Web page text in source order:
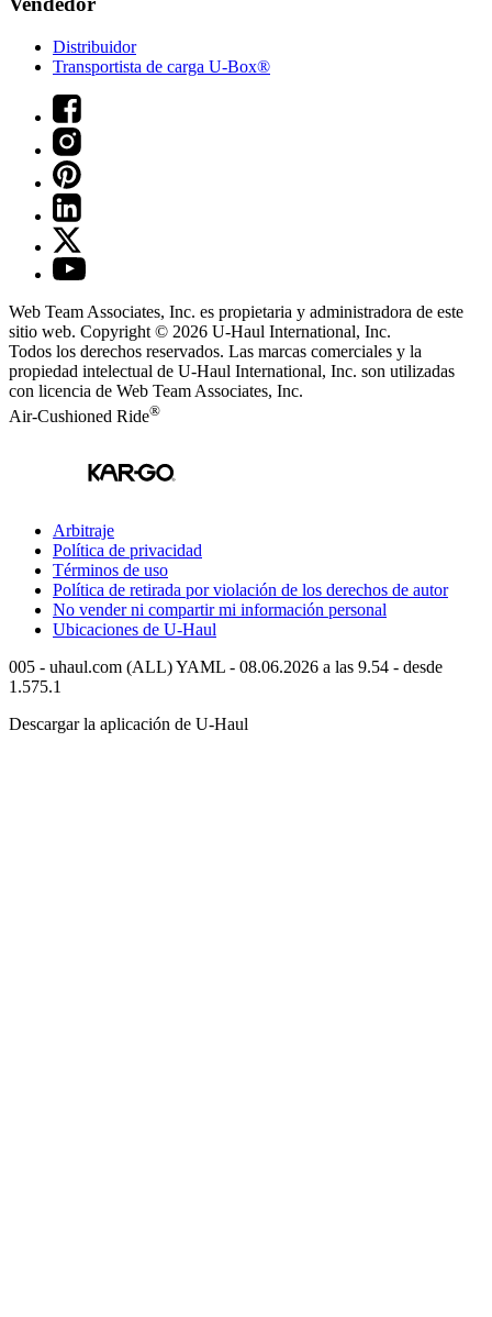
Distribuidor
Transportista de carga U-Box®
Web Team Associates, Inc. es propietaria y administradora de este
sitio web. Copyright © 2026 U-Haul International, Inc.
Todos los derechos reservados. Las marcas comerciales y la
propiedad intelectual de U-Haul International, Inc. son utilizadas
con licencia de Web Team Associates, Inc.
Air-Cushioned Ride®
Arbitraje
Política de privacidad
Términos de uso
Política de retirada por violación de los derechos de autor
No vender ni compartir mi información personal
Ubicaciones de U-Haul
005 - uhaul.com (ALL) YAML - 08.06.2026 a las 9.54 - desde
1.575.1
Descargar la aplicación de U-Haul